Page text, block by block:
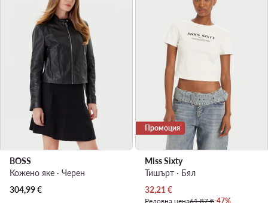
BOSS
Кожено яке · Черен
304,99€
Промоция
Miss Sixty
Тишърт · Бял
Актуална цена
32,21 €
Редовна цена61,87 €-47%